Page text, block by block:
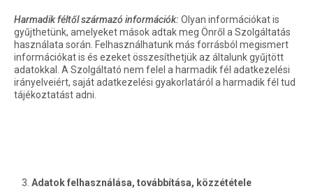
Harmadik féltől származó információk: Olyan információkat is
gyűjthetünk, amelyeket mások adtak meg Önről a Szolgáltatás
használata során. Felhasználhatunk más forrásból megismert
információkat is és ezeket összesíthetjük az általunk gyűjtött
adatokkal. A Szolgáltató nem felel a harmadik fél adatkezelési
irányelveiért, saját adatkezelési gyakorlatáról a harmadik fél tud
tájékoztatást adni.
Adatok felhasználása, továbbítása, közzététele